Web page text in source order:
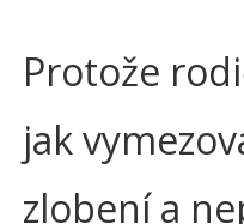
Protože
jak
zlobení a